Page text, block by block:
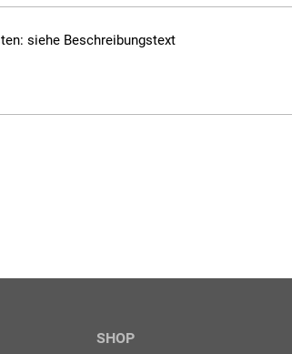
siehe Beschreibungstext
SHOP